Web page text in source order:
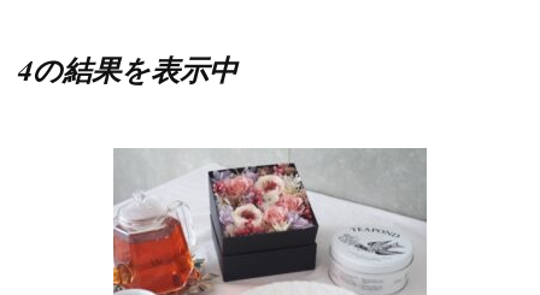
4の結果を表示中